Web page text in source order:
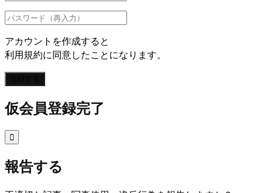
アカウントを作成すると
利用規約に同意したことになります。
仮会員登録完了

報告する